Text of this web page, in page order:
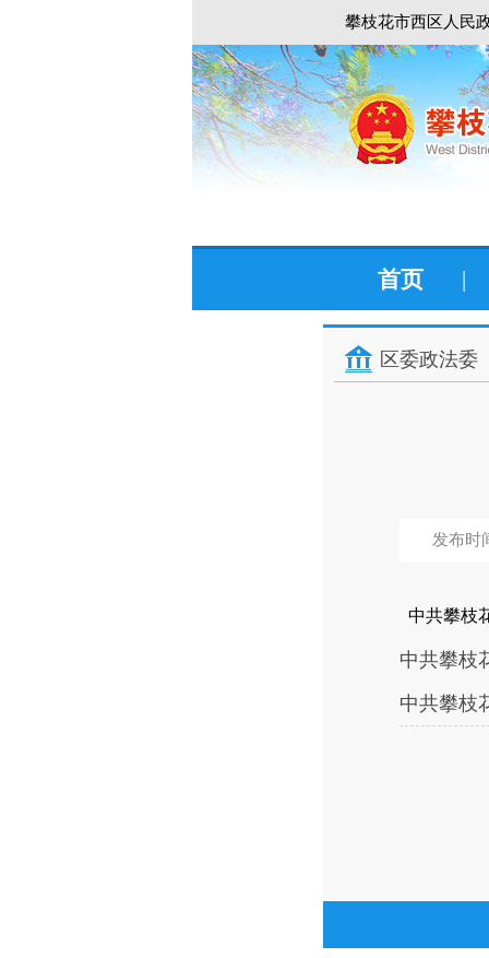
攀枝花市西区人民
首页 |
区委政法委
发布时
中共攀枝
中共攀枝
中共攀枝